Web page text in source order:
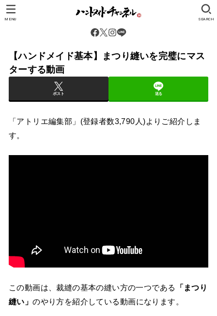
SEARCH
MENU
【ハンドメイド基本】まつり縫いを完璧にマス
ターする動画
ポスト 送る
「アトリエ編集部」(登録者数3,790人)よりご紹介しま
す。
この動画は、裁縫の基本の縫い方の一つである
「まつり
縫い」のやり方を紹介している動画になります。